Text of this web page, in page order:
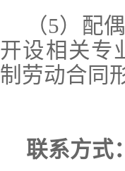
（5）配
开设相关专
制劳动合同
联系方式